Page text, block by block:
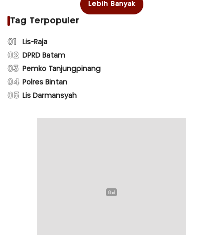
Lebih Banyak
Tag Terpopuler
01 Lis-Raja
02 DPRD Batam
03 Pemko Tanjungpinang
04 Polres Bintan
05 Lis Darmansyah